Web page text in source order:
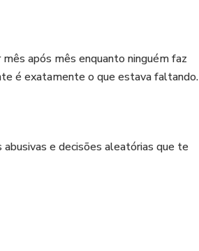
após mês enquanto ninguém faz
é exatamente o que estava faltando.
e decisões aleatórias que te
não fazem: entender seu próprio